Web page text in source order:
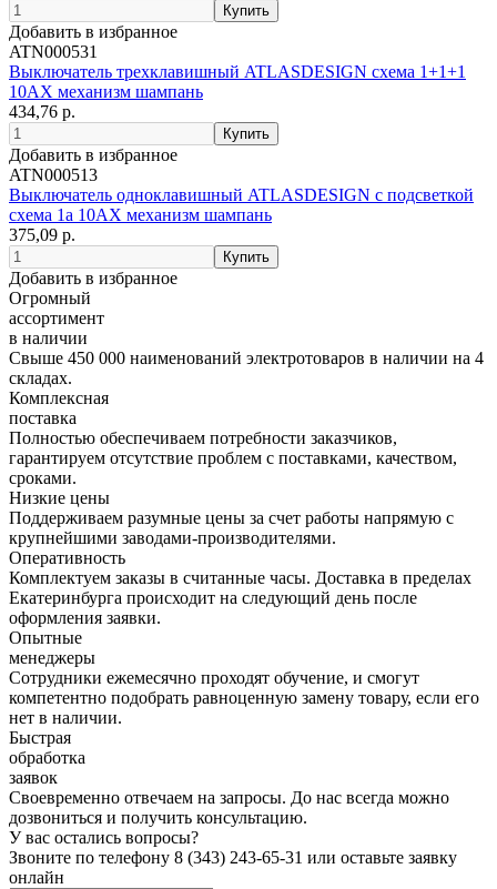
Добавить в избранное
ATN000531
Выключатель трехклавишный ATLASDESIGN схема 1+1+1
10АХ механизм шампань
434,76 р.
Добавить в избранное
ATN000513
Выключатель одноклавишный ATLASDESIGN с подсветкой
схема 1а 10АХ механизм шампань
375,09 р.
Добавить в избранное
Огромный
ассортимент
в наличии
Свыше 450 000 наименований электротоваров в наличии на 4
складах.
Комплексная
поставка
Полностью обеспечиваем потребности заказчиков,
гарантируем отсутствие проблем с поставками, качеством,
сроками.
Низкие цены
Поддерживаем разумные цены за счет работы напрямую с
крупнейшими заводами-производителями.
Оперативность
Комплектуем заказы в считанные часы. Доставка в пределах
Екатеринбурга происходит на следующий день после
оформления заявки.
Опытные
менеджеры
Сотрудники ежемесячно проходят обучение, и смогут
компетентно подобрать равноценную замену товару, если его
нет в наличии.
Быстрая
обработка
заявок
Своевременно отвечаем на запросы. До нас всегда можно
дозвониться и получить консультацию.
У вас остались вопросы?
Звоните по телефону 8 (343) 243-65-31 или оставьте заявку
онлайн